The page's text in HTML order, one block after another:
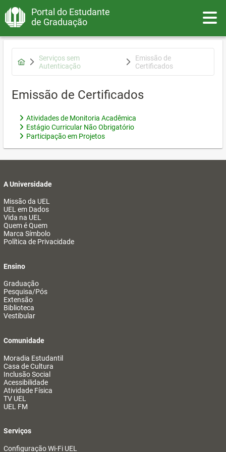
Portal do Estudante
de Graduação
Serviços sem
Autenticação
Emissão de
Certificados
Emissão de Certificados
Atividades de Monitoria Acadêmica
Estágio Curricular Não Obrigatório
Participação em Projetos
A Universidade
Missão da UEL
UEL em Dados
Vida na UEL
Quem é Quem
Marca Símbolo
Política de Privacidade
Ensino
Graduação
Pesquisa/Pós
Extensão
Biblioteca
Vestibular
Comunidade
Moradia Estudantil
Casa de Cultura
Inclusão Social
Acessibilidade
Atividade Física
TV UEL
UEL FM
Serviços
Configuração Wi-Fi UEL